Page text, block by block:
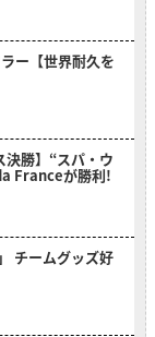
ー【世界耐久を
決勝】“スパ・ウ
Franceが勝利!